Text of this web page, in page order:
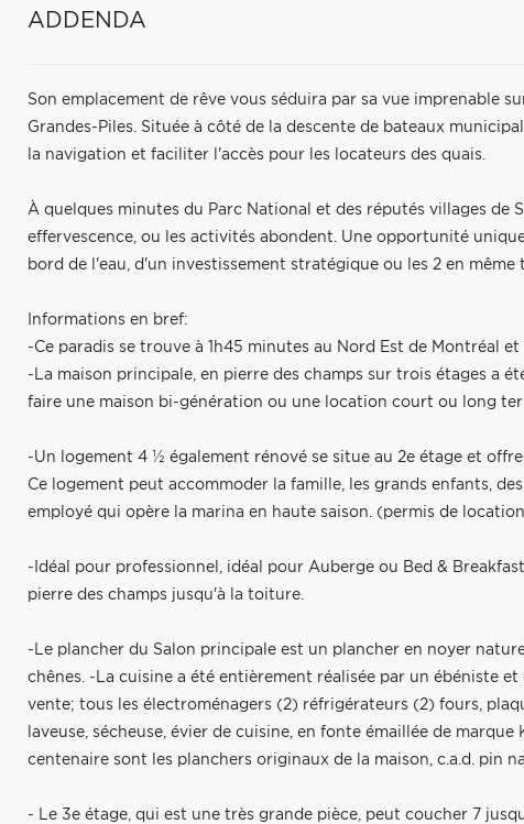
ADDENDA
Son emplacement de rêve vous séduira par sa vue imprenable
Grandes-Piles. Située à côté de la descente de bateaux
la navigation et faciliter l'accès pour les locateurs des quais.
À quelques minutes du Parc National et des réputés villages de
effervescence, ou les activités abondent. Une opportunité
bord de l'eau, d'un investissement stratégique ou les 2 en
Informations en bref:
-Ce paradis se trouve à 1h45 minutes au Nord Est de Montréal et
-La maison principale, en pierre des champs sur trois étages a
faire une maison bi-génération ou une location court ou long
-Un logement 4 ½ également rénové se situe au 2e étage et
Ce logement peut accommoder la famille, les grands enfants,
employé qui opère la marina en haute saison. (permis de
-Idéal pour professionnel, idéal pour Auberge ou Bed &
pierre des champs jusqu'à la toiture.
-Le plancher du Salon principale est un plancher en noyer
chênes. -La cuisine a été entièrement réalisée par un ébéniste
vente; tous les électroménagers (2) réfrigérateurs (2) fours,
laveuse, sécheuse, évier de cuisine, en fonte émaillée de
centenaire sont les planchers originaux de la maison, c.a.d. pin
- Le 3e étage, qui est une très grande pièce, peut coucher 7